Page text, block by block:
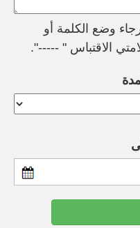
وضع الكلمة أو
الاقتباس " -----".